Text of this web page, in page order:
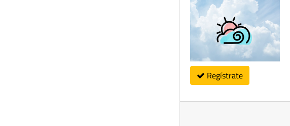
Regístrate